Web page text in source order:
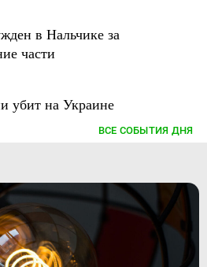
в Нальчике за
части
убит на Украине
ВСЕ СОБЫТИЯ ДНЯ